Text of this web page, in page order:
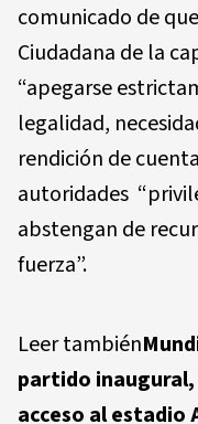
comunicado de
Ciudadana de la
“apegarse
legalidad,
rendición de
autoridades
abstengan de
fuerza”.
Leer también
partido
acceso al estadio